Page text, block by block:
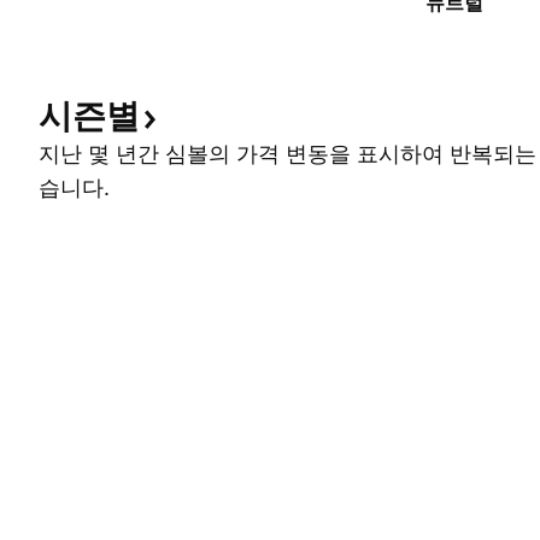
시즌별
지난 몇 년간 심볼의 가격 변동을 표시하여 반복되
습니다.